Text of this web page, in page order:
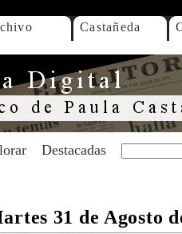
Castañeda
Destacadas
31 de Agosto